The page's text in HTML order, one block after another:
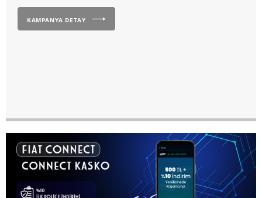
KAMPANYA DETAY